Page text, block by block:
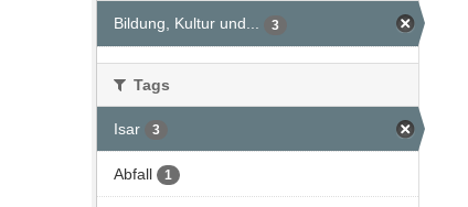
Bildung, Kultur und... 3
Tags
Isar 3
Abfall 1